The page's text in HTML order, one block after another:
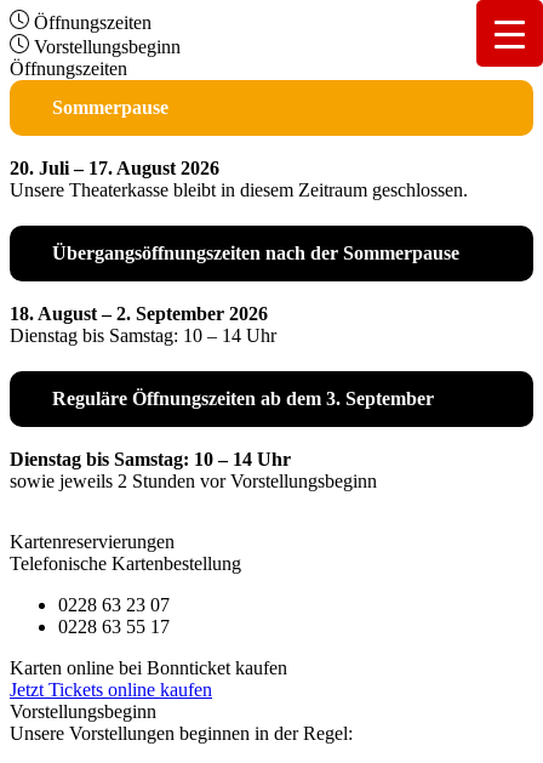
Öffnungszeiten
Vorstellungsbeginn
Öffnungszeiten
Sommerpause
20. Juli – 17. August 2026
Unsere Theaterkasse bleibt in diesem Zeitraum geschlossen.
Übergangsöffnungszeiten nach der Sommerpause
18. August – 2. September 2026
Dienstag bis Samstag: 10 – 14 Uhr
Reguläre Öffnungszeiten ab dem 3. September
Dienstag bis Samstag: 10 – 14 Uhr
sowie jeweils 2 Stunden vor Vorstellungsbeginn
Kartenreservierungen
Telefonische Kartenbestellung
0228 63 23 07
0228 63 55 17
Karten online bei Bonnticket kaufen
Jetzt Tickets online kaufen
Vorstellungsbeginn
Unsere Vorstellungen beginnen in der Regel: